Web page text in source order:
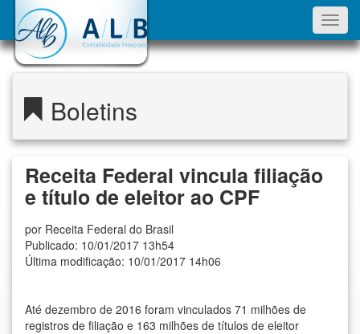
Boletins
Receita Federal vincula filiação
e título de eleitor ao CPF
por Receita Federal do Brasil
Publicado: 10/01/2017 13h54
Última modificação: 10/01/2017 14h06
Até dezembro de 2016 foram vinculados 71 milhões de
registros de filiação e 163 milhões de títulos de eleitor